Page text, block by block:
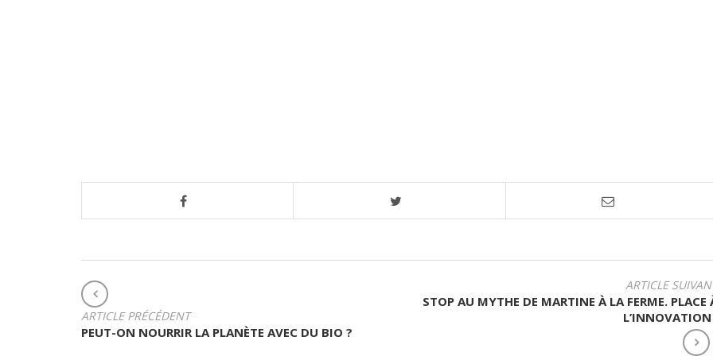
N
A
V
ARTICLE PRÉCÉDENT
PEUT-ON NOURRIR LA PLANÈTE AVEC DU BIO ?
ARTICLE
STOP AU MYTHE DE MARTINE À LA FERME. PLACE